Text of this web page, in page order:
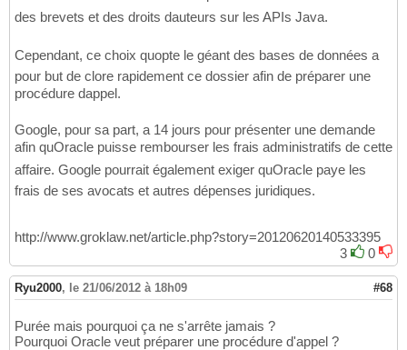
des brevets et des droits dauteurs sur les APIs Java.
Cependant, ce choix quopte le géant des bases de données a
pour but de clore rapidement ce dossier afin de préparer une
procédure dappel.
Google, pour sa part, a 14 jours pour présenter une demande
afin quOracle puisse rembourser les frais administratifs de cette
affaire. Google pourrait également exiger quOracle paye les
frais de ses avocats et autres dépenses juridiques.
http://www.groklaw.net/article.php?story=20120620140533395
3
0
Ryu2000, le 21/06/2012 à 18h09 #68
Purée mais pourquoi ça ne s'arrête jamais ?
Pourquoi Oracle veut préparer une procédure d'appel ?